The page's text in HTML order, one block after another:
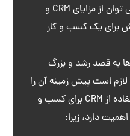
کسب و کار وابسته نیست و می توان از مزایای CRM و
برای یک کسب و کار
به قصد رشد و بزرگ
است پیش زمینه آن را
فراهم کنند. در همین راستا استفاده از CRM برای کسب و
دارد، زیرا: